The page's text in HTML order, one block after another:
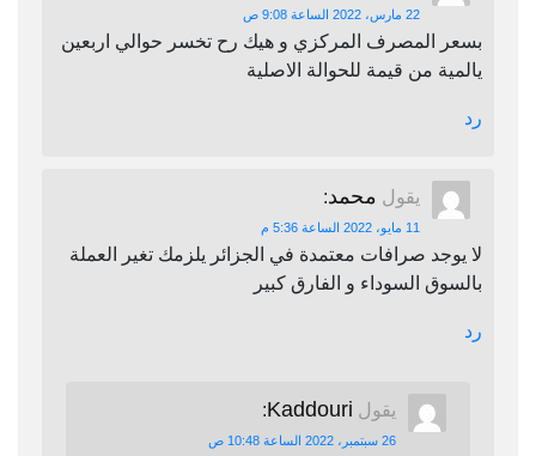
22 مارس، 2022 الساعة 9:08 ص
بسعر المصرف المركزي و هيك رح تخسر حوالي اربعين
يالمية من قيمة للحوالة الاصلية
رد
يقول محمد:
11 مايو، 2022 الساعة 5:36 م
لا يوجد صرافات معتمدة في الجزائر يلزمك تغير العملة
بالسوق السوداء و الفارق كبير
رد
يقول Kaddouri
:
26 سبتمبر، 2022 الساعة 10:48 ص